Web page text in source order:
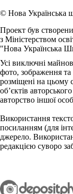
© Нова Українська
Проект був
з Міністерством
"Нова Українська
Усі виключні
фото, зображення та
розміщені на цьому
об’єктів
авторство іншої
Використання
посиланням (для
джерело.
редакцією суворо